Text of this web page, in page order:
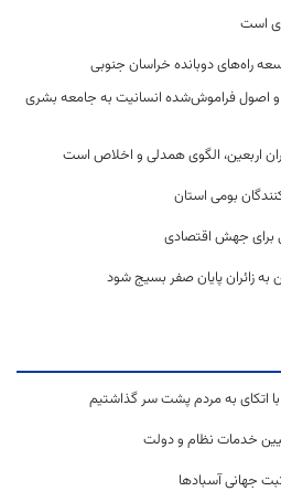
است
و اصول فراموش‌شده انسانیت به جامعه بشری
اربعین، الگوی همدلی و اخلاص است
بومی استان
برای جهش اقتصادی
زائران پایان صفر بسیج شود
اتکای به مردم پشت سر گذاشتیم
خدمات نظام و دولت
جهانی آسبادها